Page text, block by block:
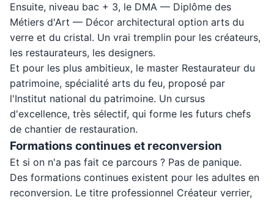
Ensuite, niveau bac + 3, le DMA — Diplôme des
Métiers d'Art — Décor architectural option arts du
verre et du cristal. Un vrai tremplin pour les créateurs,
les restaurateurs, les designers.
Et pour les plus ambitieux, le master Restaurateur du
patrimoine, spécialité arts du feu, proposé par
l'Institut national du patrimoine. Un cursus
d'excellence, très sélectif, qui forme les futurs chefs
de chantier de restauration.
Formations continues et reconversion
Et si on n'a pas fait ce parcours ? Pas de panique.
Des formations continues existent pour les adultes en
reconversion. Le titre professionnel Créateur verrier,